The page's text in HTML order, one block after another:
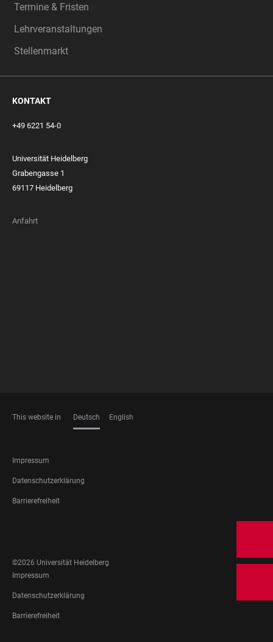
Termine & Fristen
Lehrveranstaltungen
Stellenmarkt
KONTAKT
+49 6221 54-0
Universität Heidelberg
Grabengasse 1
69117 Heidelberg
Anfahrt
This website in Deutsch English
FOOTER
LEGAL
Impressum
Datenschutzerklärung
Barrierefreiheit
MEDIA
©2026 Universität Heidelberg
FOOTER
LEGAL
Impressum
Datenschutzerklärung
Barrierefreiheit